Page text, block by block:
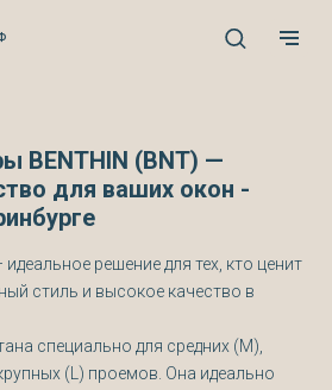
BENTHIN (BNT) —
для ваших окон -
решение для тех, кто ценит
стиль и высокое качество в
специально для средних (M),
(L) проемов. Она идеально